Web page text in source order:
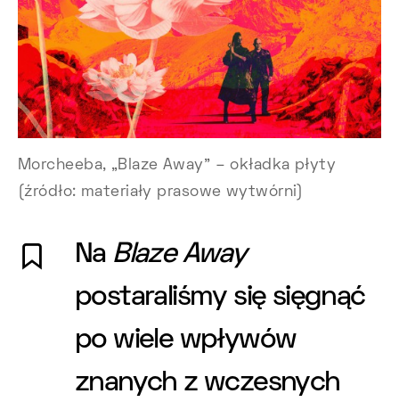
Morcheeba, „Blaze Away” – okładka płyty
(źródło: materiały prasowe wytwórni)
Na Blaze Away
postaraliśmy się sięgnąć
po wiele wpływów
znanych z wczesnych